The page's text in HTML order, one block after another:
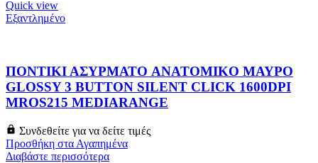
Quick view
Εξαντλημένο
ΠΟΝΤΙΚΙ ΑΣΥΡΜΑΤΟ ANATOMIKO ΜΑΥΡΟ
GLOSSY 3 BUTTON SILENT CLICK 1600DPI
MROS215 MEDIARANGE
Συνδεθείτε για να δείτε τιμές
Προσθήκη στα Αγαπημένα
Διαβάστε περισσότερα